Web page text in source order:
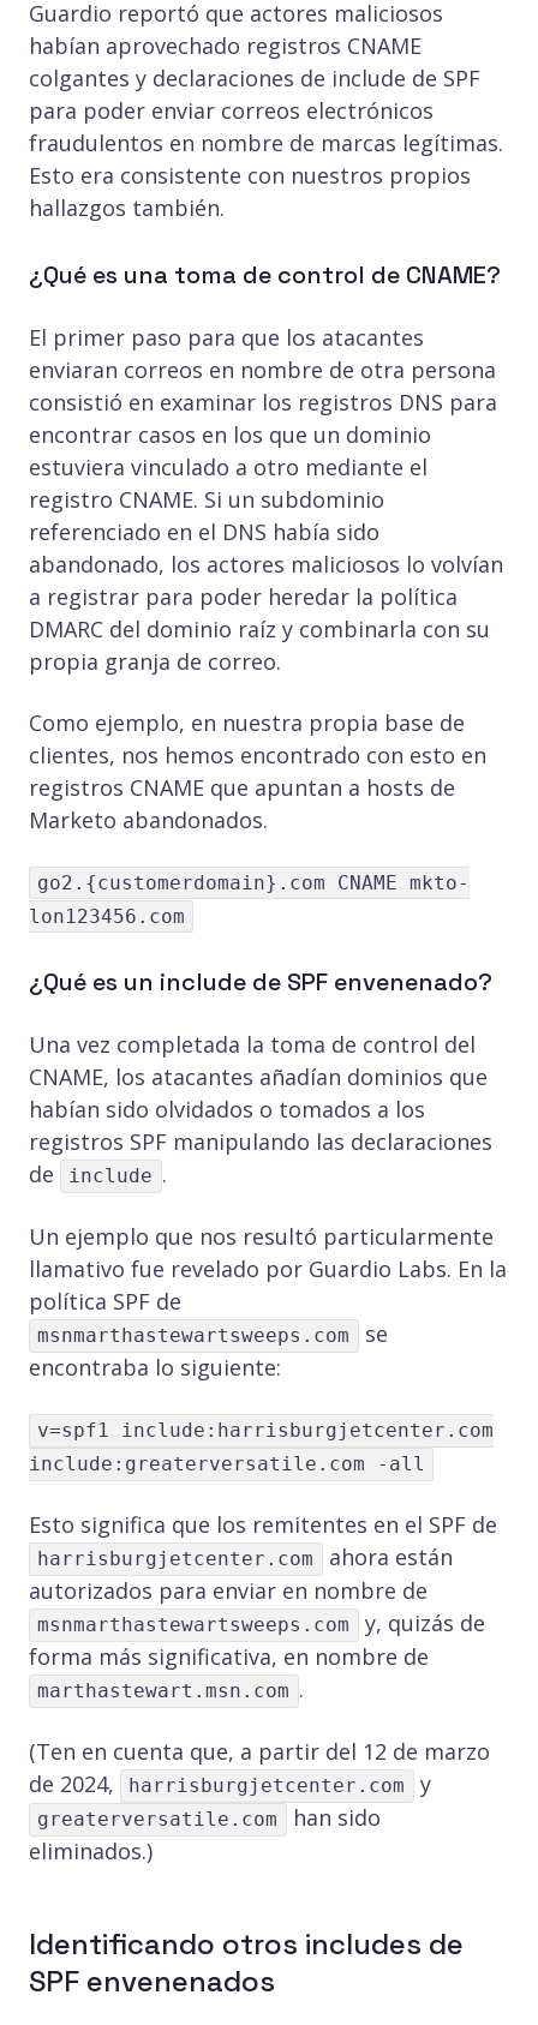
Guardio reportó que actores maliciosos
habían aprovechado registros CNAME
colgantes y declaraciones de include de SPF
para poder enviar correos electrónicos
fraudulentos en nombre de marcas legítimas.
Esto era consistente con nuestros propios
hallazgos también.
¿Qué es una toma de control de CNAME?
El primer paso para que los atacantes
enviaran correos en nombre de otra persona
consistió en examinar los registros DNS para
encontrar casos en los que un dominio
estuviera vinculado a otro mediante el
registro CNAME. Si un subdominio
referenciado en el DNS había sido
abandonado, los actores maliciosos lo volvían
a registrar para poder heredar la política
DMARC del dominio raíz y combinarla con su
propia granja de correo.
Como ejemplo, en nuestra propia base de
clientes, nos hemos encontrado con esto en
registros CNAME que apuntan a hosts de
Marketo abandonados.
go2.{customerdomain}.com CNAME mkto-
lon123456.com
¿Qué es un include de SPF envenenado?
Una vez completada la toma de control del
CNAME, los atacantes añadían dominios que
habían sido olvidados o tomados a los
registros SPF manipulando las declaraciones
de
include .
Un ejemplo que nos resultó particularmente
llamativo fue revelado por Guardio Labs. En la
política SPF de
msnmarthastewartsweeps.com
se
encontraba lo siguiente:
v=spf1 include:harrisburgjetcenter.com
include:greaterversatile.com -all
Esto significa que los remitentes en el SPF de
harrisburgjetcenter.com
ahora están
autorizados para enviar en nombre de
msnmarthastewartsweeps.com
y, quizás de
forma más significativa, en nombre de
marthastewart.msn.com .
(Ten en cuenta que, a partir del 12 de marzo
de 2024,
harrisburgjetcenter.com y
greaterversatile.com
han sido
eliminados.)
Identificando otros includes de
SPF envenenados